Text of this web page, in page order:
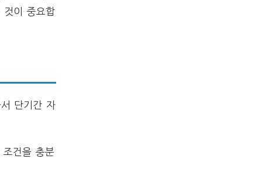
것이 중요합
단기간 자
건을 충분